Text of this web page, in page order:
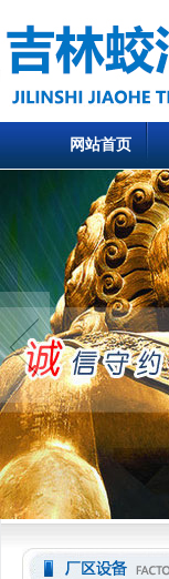
网站首页